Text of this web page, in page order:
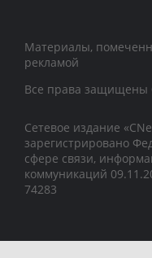
Материалы,
рекламой
Все права защищены
Сетевое издание
зарегистрировано
сфере связи,
коммуникаций
74283